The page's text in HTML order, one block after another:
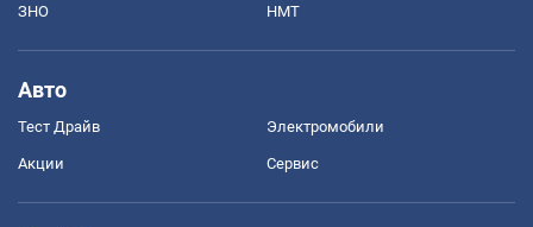
ЗНО НМТ
Авто
Тест Драйв Электромобили
Акции Сервис